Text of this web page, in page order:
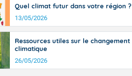
Quel climat futur dans votre région ?
13/05/2026
Ressources utiles sur le changement
climatique
26/05/2026